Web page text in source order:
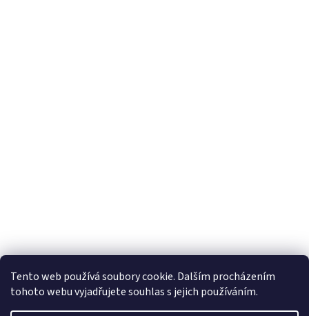
Tento web používá soubory cookie. Dalším procházením
tohoto webu vyjadřujete souhlas s jejich používáním.